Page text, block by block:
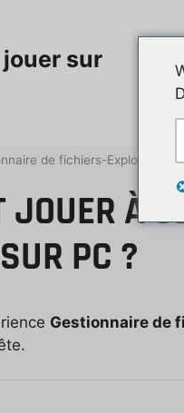
sur
de fichiers-Explorateur
JOUER À
PC ?
Gestionnaire de